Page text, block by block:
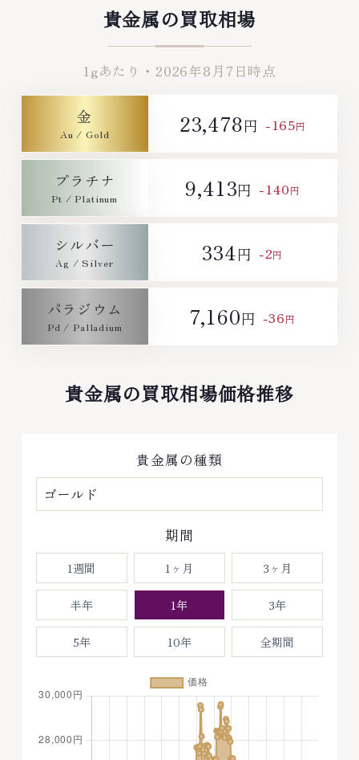
ており、他店ではお値段の付かな
かったお品物でも、一点一点丁寧
959-764営業時間: 10:00～
計、多くのお品物の高価買取りを
実現しており、他店ではお値段の
軽にご連絡ください。TEL:
貴金属の買取相場
1gあたり・ 2026年8月7日時点
金 23,478円 -165円
プラチナ 9,413円 -140円
シルバー 334円 -2円
パラジウム 7,160円 -36円
貴金属の買取相場価格推移
貴金属の種類
期間
1週間 1ヶ月 3ヶ月
半年 1年 3年
5年 10年 全期間